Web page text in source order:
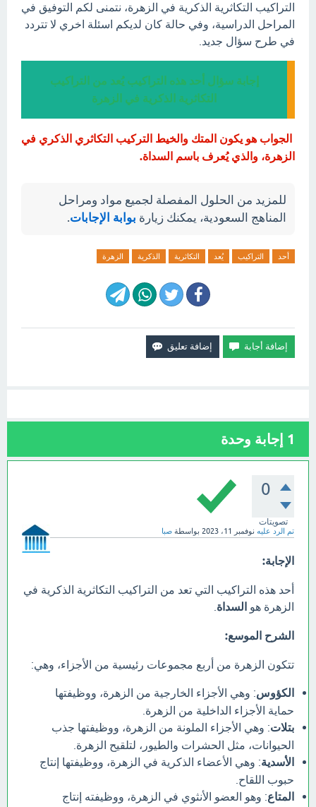
التراكيب التكاثرية الذكرية في الزهرة، نتمنى لكم التوفيق في
المراحل الدراسية، وفي حالة كان لديكم اسئلة اخري لا تتردد
في طرح سؤال جديد.
إجابة سؤال أحد هذه التراكيب يُعد من التراكيب
التكاثرية الذكرية في الزهرة
الجواب هو يكون المتك والخيط التركيب التكاثري الذكري في
الزهرة، والذي يُعرف باسم السداة.
للمزيد من الحلول المفصلة لجميع مواد ومراحل
المناهج السعودية، يمكنك زيارة بوابة الإجابات.
أحد التراكيب يُعد التكاثرية الذكرية الزهرة
1 إجابة وحدة
0
تصويتات
تم الرد عليه نوفمبر 11، 2023 بواسطة صبا
الإجابة:
أحد هذه التراكيب التي تعد من التراكيب التكاثرية الذكرية في
الزهرة هو السداة
الشرح الموسع:
تتكون الزهرة من أربع مجموعات رئيسية من الأجزاء، وهي:
الكؤوس: وهي الأجزاء الخارجية من الزهرة، ووظيفتها
حماية الأجزاء الداخلية من الزهرة.
بتلات: وهي الأجزاء الملونة من الزهرة، ووظيفتها جذب
الحيوانات، مثل الحشرات والطيور، لتلقيح الزهرة.
الأسدية: وهي الأعضاء الذكرية في الزهرة، ووظيفتها إنتاج
حبوب اللقاح.
المتاع: وهو العضو الأنثوي في الزهرة، ووظيفته إنتاج